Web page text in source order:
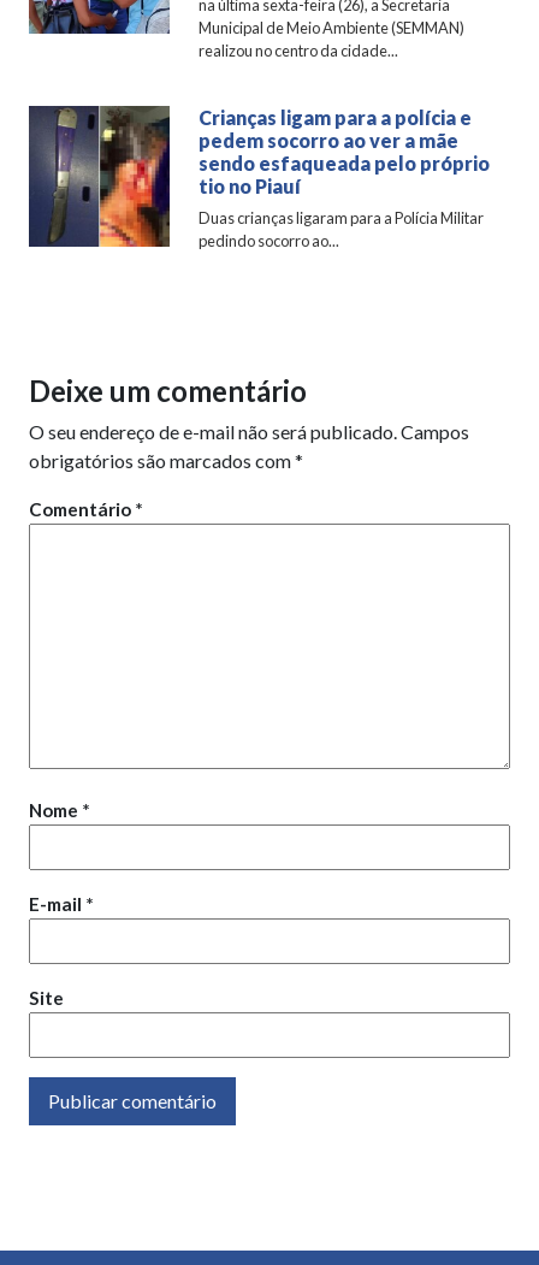
na última sexta-feira (26), a Secretaria
Municipal de Meio Ambiente (SEMMAN)
realizou no centro da cidade...
Crianças ligam para a polícia e
pedem socorro ao ver a mãe
sendo esfaqueada pelo próprio
tio no Piauí
Duas crianças ligaram para a Polícia Militar
pedindo socorro ao...
Deixe um comentário
O seu endereço de e-mail não será publicado.Campos
obrigatórios são marcados com*
Comentário *
Nome *
E-mail *
Site